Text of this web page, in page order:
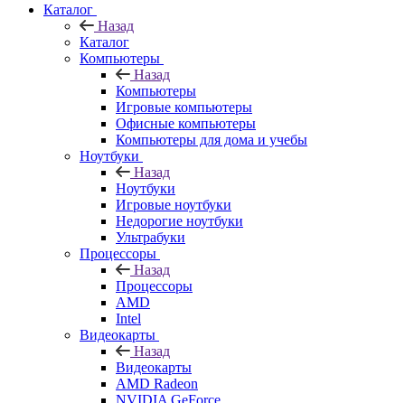
Каталог
Назад
Каталог
Компьютеры
Назад
Компьютеры
Игровые компьютеры
Офисные компьютеры
Компьютеры для дома и учебы
Ноутбуки
Назад
Ноутбуки
Игровые ноутбуки
Недорогие ноутбуки
Ультрабуки
Процессоры
Назад
Процессоры
AMD
Intel
Видеокарты
Назад
Видеокарты
AMD Radeon
NVIDIA GeForce